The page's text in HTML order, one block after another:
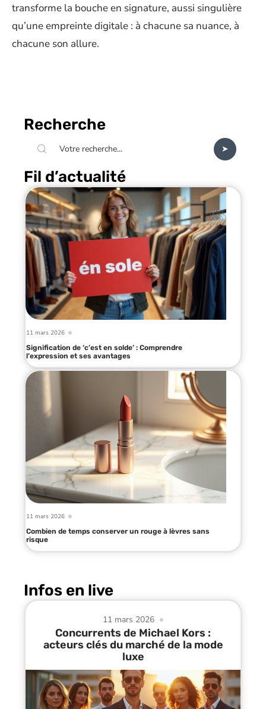
transforme la bouche en signature, aussi singulière
qu’une empreinte digitale : à chacune sa nuance, à
chacune son allure.
Recherche
Fil d’actualité
11 mars 2026
Signification de ‘c’est en solde’ : Comprendre
l’expression et ses avantages
11 mars 2026
Combien de temps conserver un rouge à lèvres sans
risque
Infos en live
11 mars 2026
Concurrents de Michael Kors :
acteurs clés du marché de la mode
luxe